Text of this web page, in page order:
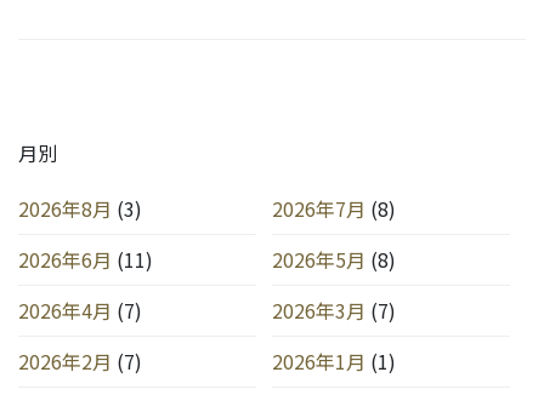
月別
2026年8月 (3) 2026年7月 (8)
2026年6月 (11) 2026年5月 (8)
2026年4月 (7) 2026年3月 (7)
2026年2月 (7) 2026年1月 (1)